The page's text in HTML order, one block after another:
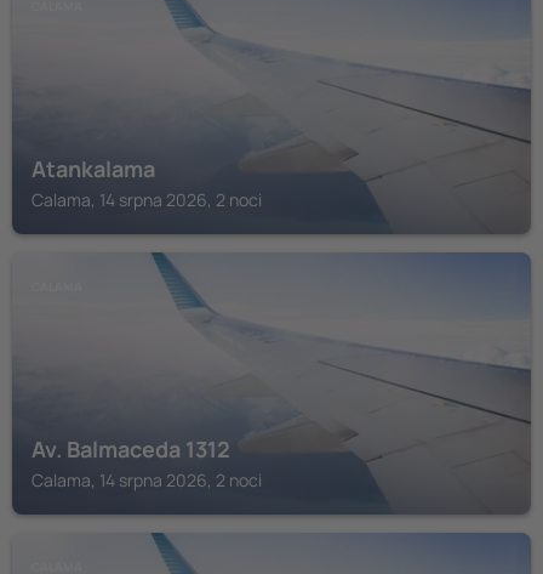
Atankalama
Calama, 14 srpna 2026, 2 noci
Av. Balmaceda 1312
Calama, 14 srpna 2026, 2 noci